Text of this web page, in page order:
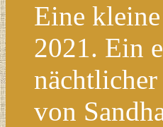
Eine
2021. Ein
nächtlicher
von